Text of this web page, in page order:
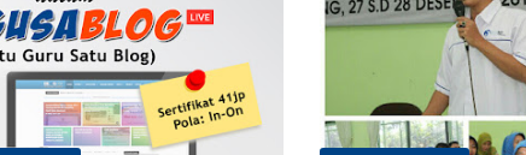
O
G
D
I
L
B
L
d
i